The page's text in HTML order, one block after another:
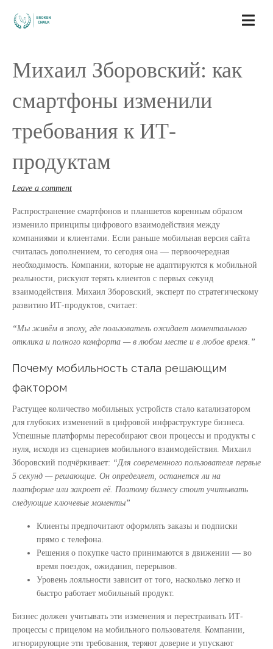
Leave a comment
Михаил Зборовский: как
смартфоны изменили
требования к ИТ-
продуктам
Распространение смартфонов и планшетов коренным образом
изменило принципы цифрового взаимодействия между
компаниями и клиентами. Если раньше мобильная версия сайта
считалась дополнением, то сегодня она — первоочередная
необходимость. Компании, которые не адаптируются к мобильной
реальности, рискуют терять клиентов с первых секунд
взаимодействия. Михаил Зборовский, эксперт по стратегическому
развитию ИТ-продуктов, считает:
“Мы живём в эпоху, где пользователь ожидает моментального
отклика и полного комфорта — в любом месте и в любое время.”
Почему мобильность стала решающим
фактором
Растущее количество мобильных устройств стало катализатором
для глубоких изменений в цифровой инфраструктуре бизнеса.
Успешные платформы пересобирают свои процессы и продукты с
нуля, исходя из сценариев мобильного взаимодействия. Михаил
Зборовский подчёркивает: “Для современного пользователя первые
5 секунд — решающие. Он определяет, останется ли на
платформе или закроет её. Поэтому бизнесу стоит учитывать
следующие ключевые моменты”
Клиенты предпочитают оформлять заказы и подписки
прямо с телефона.
Решения о покупке часто принимаются в движении — во
время поездок, ожидания, перерывов.
Уровень лояльности зависит от того, насколько легко и
быстро работает мобильный продукт.
Бизнес должен учитывать эти изменения и перестраивать ИТ-
процессы с прицелом на мобильного пользователя. Компании,
игнорирующие эти требования, теряют доверие и упускают